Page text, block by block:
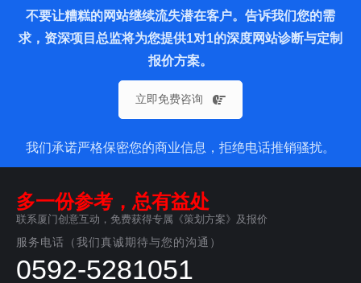
不要让糟糕的网站继续流失潜在客户。告诉我们您的需
求，资深项目总监将为您提供1对1的深度网站诊断与定制
报价方案。
立即免费咨询
我们承诺严格保密您的商业信息，拒绝电话推销骚扰。
多一份参考，总有益处
联系厦门创意互动，免费获得专属《策划方案》及报价
服务电话（我们真诚期待与您的沟通）
0592-5281051